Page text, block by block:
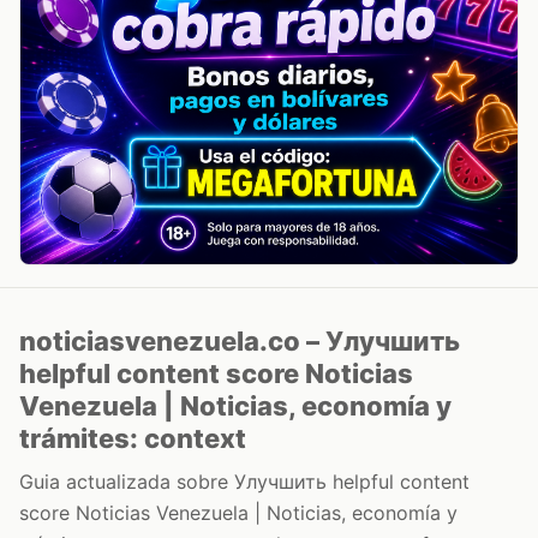
noticiasvenezuela.co – Улучшить
helpful content score Noticias
Venezuela | Noticias, economía y
trámites: context
Guia actualizada sobre Улучшить helpful content
score Noticias Venezuela | Noticias, economía y